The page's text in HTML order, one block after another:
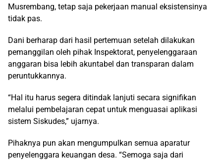
Musrembang, tetap saja pekerjaan manual eksistensinya
tidak pas.
Dani berharap dari hasil pertemuan setelah dilakukan
pemanggilan oleh pihak Inspektorat, penyelenggaraan
anggaran bisa lebih akuntabel dan transparan dalam
peruntukkannya.
“Hal itu harus segera ditindak lanjuti secara signifikan
melalui pembelajaran cepat untuk menguasai aplikasi
sistem Siskudes,” ujarnya.
Pihaknya pun akan mengumpulkan semua aparatur
penyelenggara keuangan desa. “Semoga saja dari